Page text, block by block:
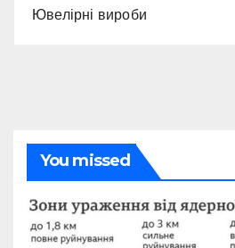
Ювелірні вироби
You missed